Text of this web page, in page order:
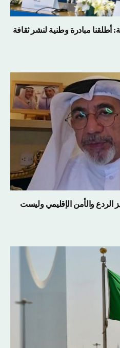
أطلقنا مبادرة وطنية لنشر ثقافة
الردع والأمن الإقليمي وليست